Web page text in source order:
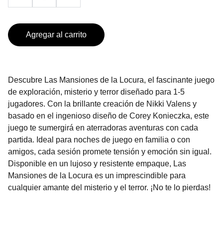
Agregar al carrito
Descubre Las Mansiones de la Locura, el fascinante juego
de exploración, misterio y terror diseñado para 1-5
jugadores. Con la brillante creación de Nikki Valens y
basado en el ingenioso diseño de Corey Konieczka, este
juego te sumergirá en aterradoras aventuras con cada
partida. Ideal para noches de juego en familia o con
amigos, cada sesión promete tensión y emoción sin igual.
Disponible en un lujoso y resistente empaque, Las
Mansiones de la Locura es un imprescindible para
cualquier amante del misterio y el terror. ¡No te lo pierdas!